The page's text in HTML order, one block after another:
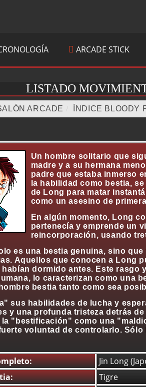
ARCADE STICK
LISTADO
ARCADE ÍNDICE BLOODY
Un hombre solitario que
madre y a su hermana
padre que estaba inmerso
la habilidad como bestia,
de Long para matar
como un asesino de
En algún momento, Long
pertenecía y emprende un
reincorporación, usando
es una bestia genuina, sino
Aquellos que conocen a Long
habían dormido antes. Este rasgo
lo caracterizan como una
bestia tanto como sea
sus habilidades de lucha y
y una profunda tristeza detrás
"bestificación" como una
voluntad de controlarlo.
Jin Long
Tigre